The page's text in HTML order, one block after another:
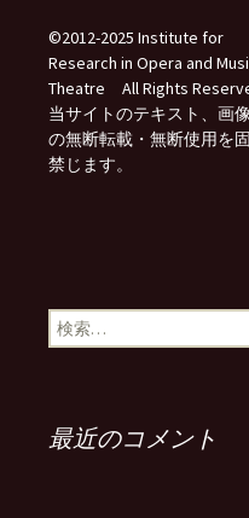
©2012-2025 Institute for
Research in Opera and
Theatre All Rights
当サイトのテキスト、画
の無断転載・無断使用を
禁じます。
検
索:
最近のコメント